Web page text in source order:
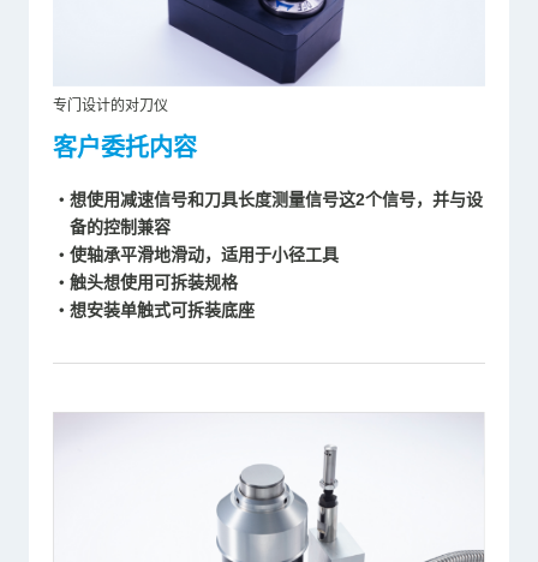
专门设计的对刀仪
客户委托内容
・想使用减速信号和刀具长度测量信号这2个信号，并与设
备的控制兼容
・使轴承平滑地滑动，适用于小径工具
・触头想使用可拆装规格
・想安装单触式可拆装底座